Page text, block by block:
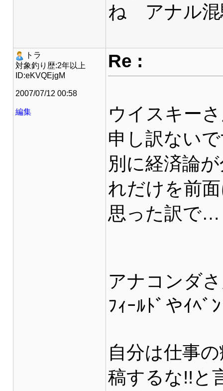
ね アナル混
トラ
対象釣り歴:2年以上
ID:eKVQEjgM
2007/07/12 00:58
編集
Re :
ウイスキー
申し訳ない
別に経済論
れだけを前
思った訳で…
アナコンダ
ﾌｨｰﾙﾄﾞやｲﾍ
自分は仕事
稿するな!!と